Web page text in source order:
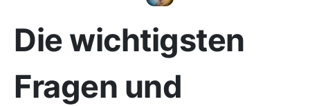
Die wichtigsten
Fragen und